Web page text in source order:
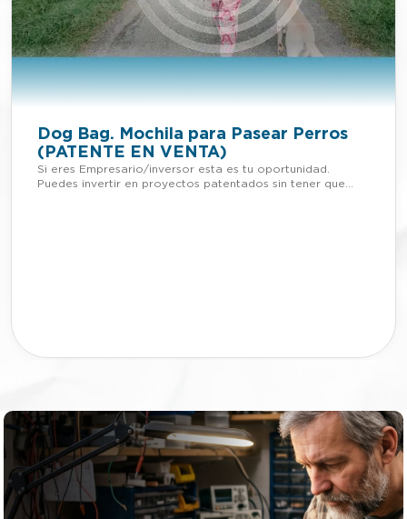
Dog Bag. Mochila para Pasear Perros
(PATENTE EN VENTA)
Si eres Empresario/inversor esta es tu oportunidad.
Puedes invertir en proyectos patentados sin tener que
municipal de alguno de los municipio afectados establece
mochila totalmente equipada para los paseos de tu
mascota.Que contiene: Botella para diluir la orina, Bomba
de agua para facilitar la expulsión del líquido, Pinza para
las bolsas usadas, Bolsillo para chuches, Bolsillo para las
bolsas de los excrementos, Segunda asa para una mejor
adaptación. Si eres Empresario/inversor esta es tu
oportunidad. Puedes invertir en proyectos patentados sin